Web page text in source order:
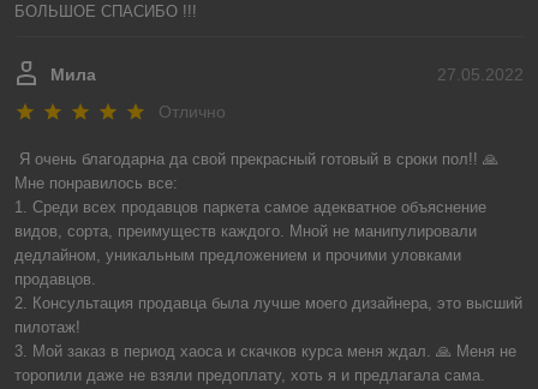
БОЛЬШОЕ СПАСИБО !!!
27.05.2022
Мила
Отлично
Я очень благодарна да свой прекрасный готовый в сроки пол!! 🙏
Мне понравилось все:
1. Среди всех продавцов паркета самое адекватное объяснение
видов, сорта, преимуществ каждого. Мной не манипулировали
дедлайном, уникальным предложением и прочими уловками
продавцов.
2. Консультация продавца была лучше моего дизайнера, это высший
пилотаж!
3. Мой заказ в период хаоса и скачков курса меня ждал. 🙏 Меня не
торопили даже не взяли предоплату, хоть я и предлагала сама.